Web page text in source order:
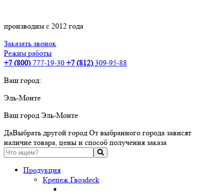
производим с 2012 года
Заказать звонок
Режим работы
+7 (800)777-19-30 +7 (812)309-95-88
Ваш город:
Эль-Монте
Ваш город Эль-Монте
ДаВыбрать другой город От выбранного города зависят
наличие товара, цены и способ получения заказа
Продукция
Крепеж Гвозdeck